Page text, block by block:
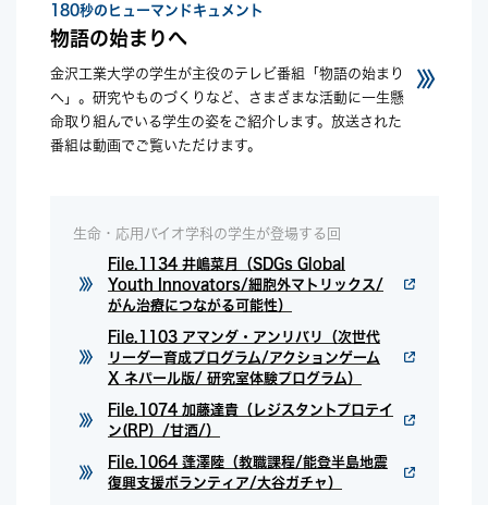
180秒のヒューマンドキュメント
物語の始まりへ
金沢工業大学の学生が主役のテレビ番組「物語の始まり
へ」。研究やものづくりなど、さまざまな活動に一生懸
命取り組んでいる学生の姿をご紹介します。放送された
番組は動画でご覧いただけます。
生命・応用バイオ学科の学生が登場する回
File.1134 井嶋菜月（SDGs Global
Youth Innovators/細胞外マトリックス/
がん治療につながる可能性）
File.1103 アマンダ・アンリバリ（次世代
リーダー育成プログラム/アクションゲーム
X ネパール版/ 研究室体験プログラム）
File.1074 加藤達貴（レジスタントプロテイ
ン(RP）/甘酒/）
File.1064 蓬澤陸（教職課程/能登半島地震
復興支援ボランティア/大谷ガチャ）